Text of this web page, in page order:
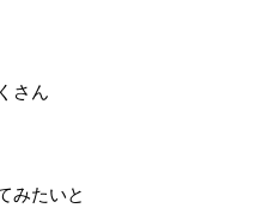
さん
みたいと